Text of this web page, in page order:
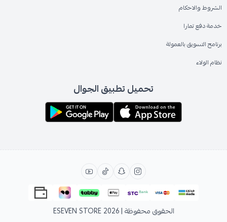
الشروط والاحكام
خدمة دفع تمارا
برنامج التسويق بالعمولة
نظام الولاء
تحميل تطبيق الجوال
الحقوق محفوظة | 2026 ESEVEN STORE